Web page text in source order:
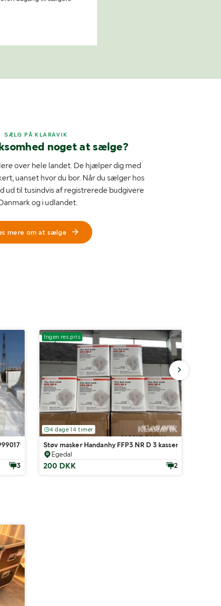
SÆLG PÅ KLARAVIK
noget at sælge?
over hele landet. De hjælper dig med
uanset hvor du bor. Når du sælger hos
ud til tusindvis af registrerede budgivere
og i udlandet.
mere om at sælge
3
Ingen res.pris
4 dage 14 timer
Støv masker Handanhy FFP3 NR D 3 kasser af 12 æsker
Egedal
200 DKK 2